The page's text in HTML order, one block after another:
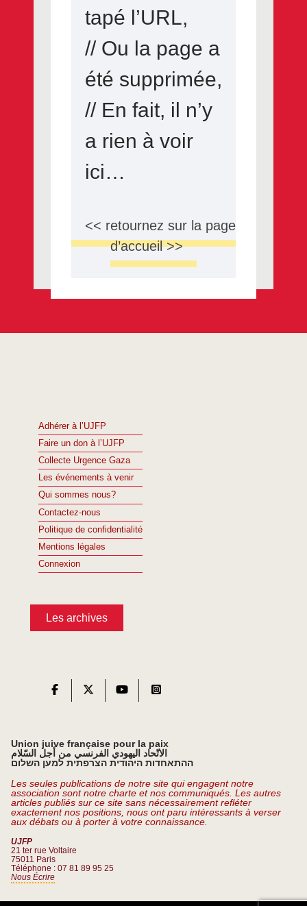
tapé l’URL,
// Ou la page a
été supprimée,
// En fait, il n’y
a rien à voir
ici…
<< retournez sur la page
d’accueil >>
Adhérer à l’UJFP
Faire un don à l’UJFP
Collecte Urgence Gaza
Les événements à venir
Qui sommes nous?
Contactez-nous
Politique de confidentialité
Mentions légales
Connexion
Les archives
Union juive française pour la paix
الاتّحاد اليهودي الفرنسي من أجل السّلام
ההתאחדות היהודית הצרפתית למען השלום
Les seules publications de notre site qui engagent notre
association sont notre charte et nos communiqués. Les autres
articles publiés sur ce site sans nécessairement refléter
exactement nos positions, nous ont paru intéressants à verser
aux débats ou à porter à votre connaissance.
UJFP
21 ter rue Voltaire
75011 Paris
Téléphone : 07 81 89 95 25
Nous Écrire